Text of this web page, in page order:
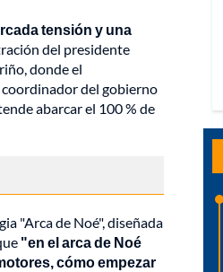
tensión y una
del presidente
donde el
del gobierno
abarcar el 100 % de
"Arca de Noé", diseñada
"en el arca de Noé
cómo empezar